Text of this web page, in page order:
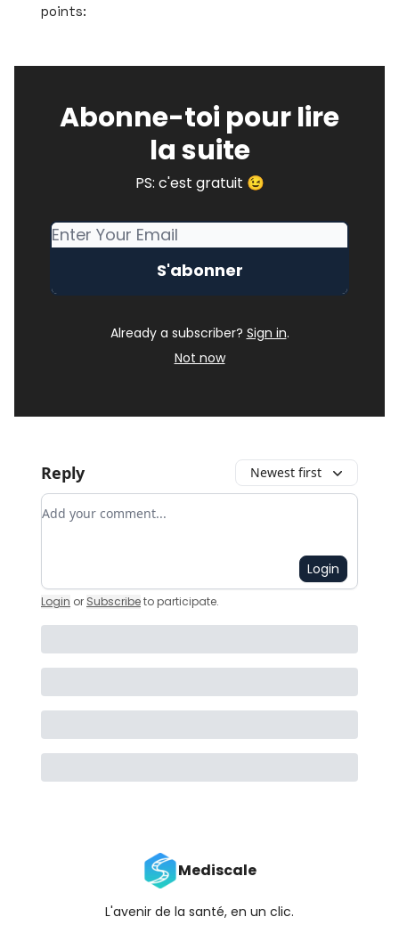
points:
Abonne-toi pour lire
la suite
PS: c'est gratuit 😉
Already a subscriber? Sign in.
Not now
Reply Newest first
Add your comment
Login
Login or Subscribeto participate.
Mediscale
L'avenir de la santé, en un clic.